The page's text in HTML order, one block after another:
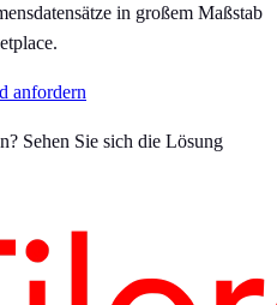
in großem Maßstab
anfordern
Sehen Sie sich die Lösung